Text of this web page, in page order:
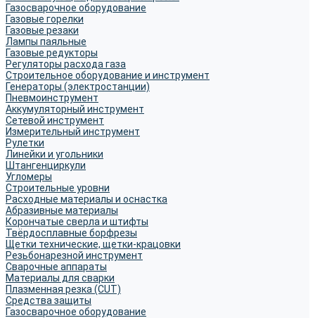
Газосварочное оборудование
Газовые горелки
Газовые резаки
Лампы паяльные
Газовые редукторы
Регуляторы расхода газа
Строительное оборудование и инструмент
Генераторы (электростанции)
Пневмоинструмент
Аккумуляторный инструмент
Сетевой инструмент
Измерительный инструмент
Рулетки
Линейки и угольники
Штангенциркули
Угломеры
Строительные уровни
Расходные материалы и оснастка
Абразивные материалы
Корончатые сверла и штифты
Твёрдосплавные борфрезы
Щетки технические, щетки-крацовки
Резьбонарезной инструмент
Сварочные аппараты
Материалы для сварки
Плазменная резка (CUT)
Средства защиты
Газосварочное оборудование